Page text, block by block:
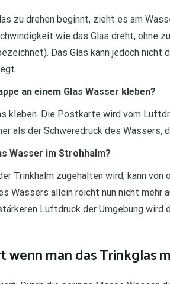
zu drehen beginnt, zieht es am
wie das Glas dreht, ohne
Das Glas kann jedoch
an einem Glas Wasser kleben?
kleben. Die Postkarte wird vom
als der Schweredruck des Wassers,
Wasser im Strohhalm?
Trinkhalm zugehalten wird, kann
Wassers allein reicht nun nicht mehr
Luftdruck der Umgebung
wenn man das Trinkglas